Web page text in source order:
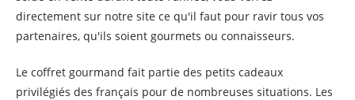
directement sur notre site ce qu'il faut pour ravir tous vos
partenaires, qu'ils soient gourmets ou connaisseurs.
Le coffret gourmand fait partie des petits cadeaux
privilégiés des français pour de nombreuses situations. Les